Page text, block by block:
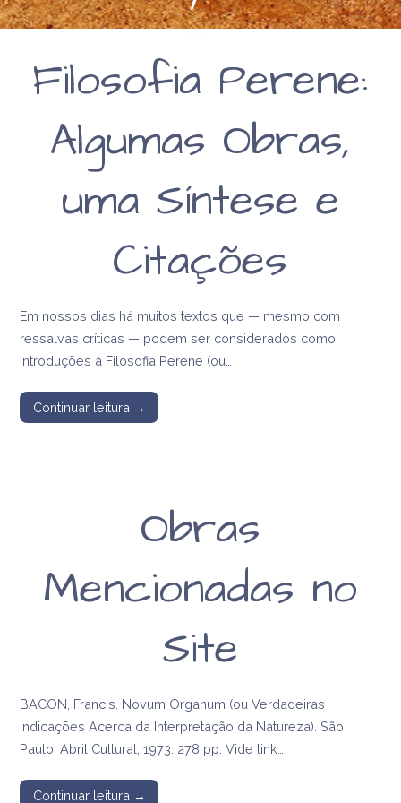
Filosofia Perene:
Algumas Obras,
uma Síntese e
Citações
Em nossos dias há muitos textos que — mesmo com
ressalvas críticas — podem ser considerados como
introduções à Filosofia Perene (ou…
Continuar leitura →
Obras
Mencionadas no
Site
BACON, Francis. Novum Organum (ou Verdadeiras
Indicações Acerca da Interpretação da Natureza). São
Paulo, Abril Cultural, 1973. 278 pp. Vide link…
Continuar leitura →